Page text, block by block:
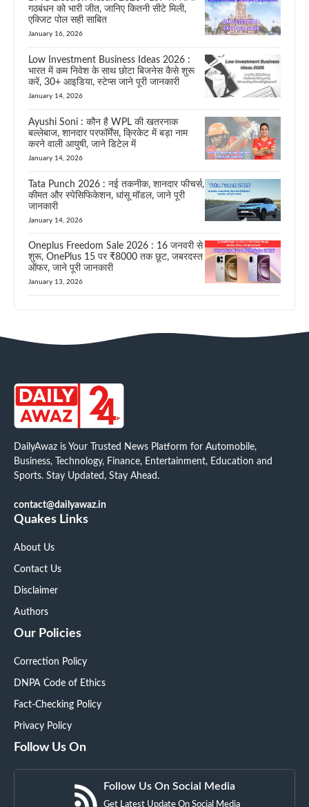
गठबंधन को भारी जीत, जानिए कितनी सीटे मिली,
एक्जिट पोल सही साबित
January 16, 2026
Low Investment Business Ideas 2026 :
भारत में कम निवेश के साथ छोटा बिजनेस कैसे शुरू
करें, 30+ आइडिया, स्टेप्स जाने पूरी जानकारी
January 14, 2026
Ayushi Soni : कौन है WPL की खतरनाक
बल्लेबाज, शानदार परफॉर्मेंस, क्रिकेट में बड़ा नाम
करने वाली आयुषी, जाने डिटेल में
January 14, 2026
Tata Punch 2026 : नई तकनीक, शानदार फीचर्स,
कीमत और स्पेसिफिकेशन, धांसू मॉडल, जाने पूरी
जानकारी
January 14, 2026
Oneplus Freedom Sale 2026 : 16 जनवरी से
शुरू, OnePlus 15 पर ₹8000 तक छूट, जबरदस्त
ऑफर, जाने पूरी जानकारी
January 13, 2026
DailyAwaz is Your Trusted News Platform for Automobile,
Business, Technology, Finance, Entertainment, Education and
Sports. Stay Updated, Stay Ahead.
contact@dailyawaz.in
Quakes Links
About Us
Contact Us
Disclaimer
Authors
Our Policies
Correction Policy
DNPA Code of Ethics
Fact-Checking Policy
Privacy Policy
Follow Us On
Follow Us On Social Media
Get Latest Update On Social Media